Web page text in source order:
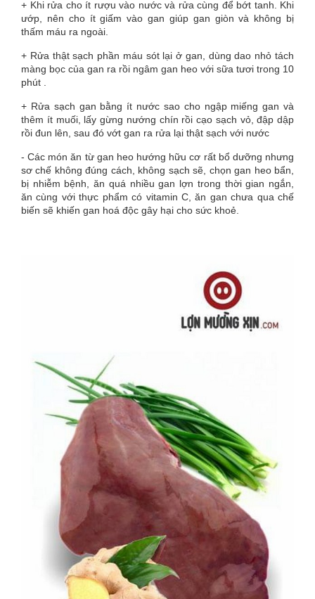
+ Khi rửa cho ít rượu vào nước và rửa cùng để bớt tanh. Khi
ướp, nên cho ít giấm vào gan giúp gan giòn và không bị
thấm máu ra ngoài.
+ Rửa thật sạch phần máu sót lại ở gan, dùng dao nhỏ tách
màng bọc của gan ra rồi ngâm gan heo với sữa tươi trong 10
phút .
+ Rửa sạch gan bằng ít nước sao cho ngập miếng gan và
thêm ít muối, lấy gừng nướng chín rồi cạo sạch vỏ, đập dập
rồi đun lên, sau đó vớt gan ra rửa lại thật sạch với nước
- Các món ăn từ gan heo hướng hữu cơ rất bổ dưỡng nhưng
sơ chế không đúng cách, không sạch sẽ, chọn gan heo bẩn,
bị nhiễm bệnh, ăn quá nhiều gan lợn trong thời gian ngắn,
ăn cùng với thực phẩm có vitamin C, ăn gan chưa qua chế
biến sẽ khiến gan hoá độc gây hại cho sức khoẻ.